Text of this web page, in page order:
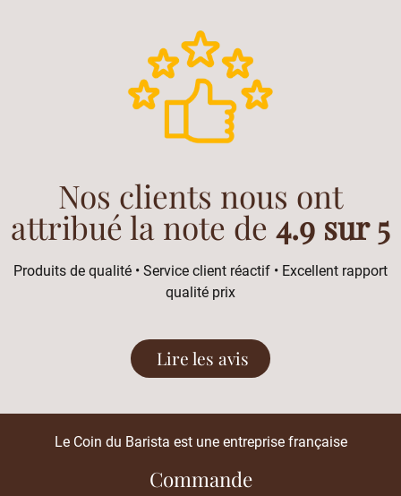
Nos clients nous ont
attribué la note de 4.9 sur 5
Produits de qualité • Service client réactif • Excellent rapport
qualité prix
Lire les avis
Le Coin du Barista est une entreprise française
Commande